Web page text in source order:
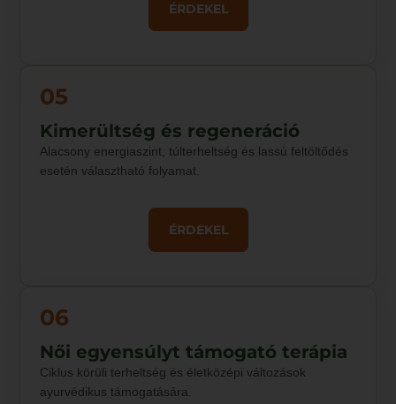
ÉRDEKEL
05
Kimerültség és regeneráció
Alacsony energiaszint, túlterheltség és lassú feltöltődés
esetén választható folyamat.
ÉRDEKEL
06
Női egyensúlyt támogató terápia
Ciklus körüli terheltség és életközépi változások
ayurvédikus támogatására.